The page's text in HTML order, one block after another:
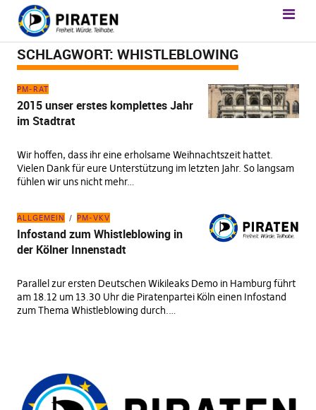
SCHLAGWORT: WHISTLEBLOWING
PM-RAT
2015 unser erstes komplettes Jahr
im Stadtrat
Wir hoffen, dass ihr eine erholsame Weihnachtszeit hattet.
Vielen Dank für eure Unterstützung im letzten Jahr. So langsam
fühlen wir uns nicht mehr…
ALLGEMEIN PM-VKV
Infostand zum Whistleblowing in
der Kölner Innenstadt
Parallel zur ersten Deutschen Wikileaks Demo in Hamburg führt
am 18.12 um 13.30 Uhr die Piratenpartei Köln einen Infostand
zum Thema Whistleblowing durch.…